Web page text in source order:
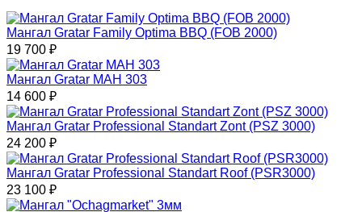
Мангал Gratar Family Optima BBQ (FOB 2000)
19 700 ₽
Мангал Gratar МАН 303
14 600 ₽
Мангал Gratar Professional Standart Zont (PSZ 3000)
24 200 ₽
Мангал Gratar Professional Standart Roof (PSR3000)
23 100 ₽